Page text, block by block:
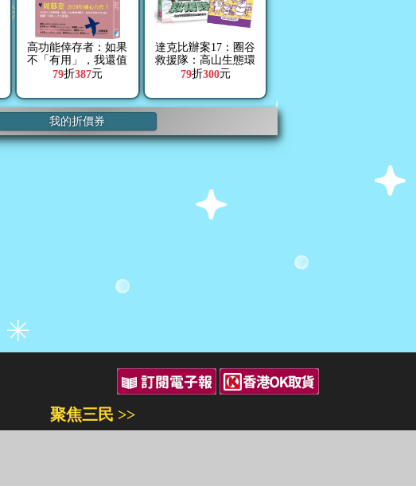
高功能倖存者：如果
不「有用」，我還值
得被愛嗎？
79折387元
達克比辦案17：圈谷
救援隊：高山生態環
境與臺灣山脈的特色
79折300元
我的折價券
聚焦三民 >>